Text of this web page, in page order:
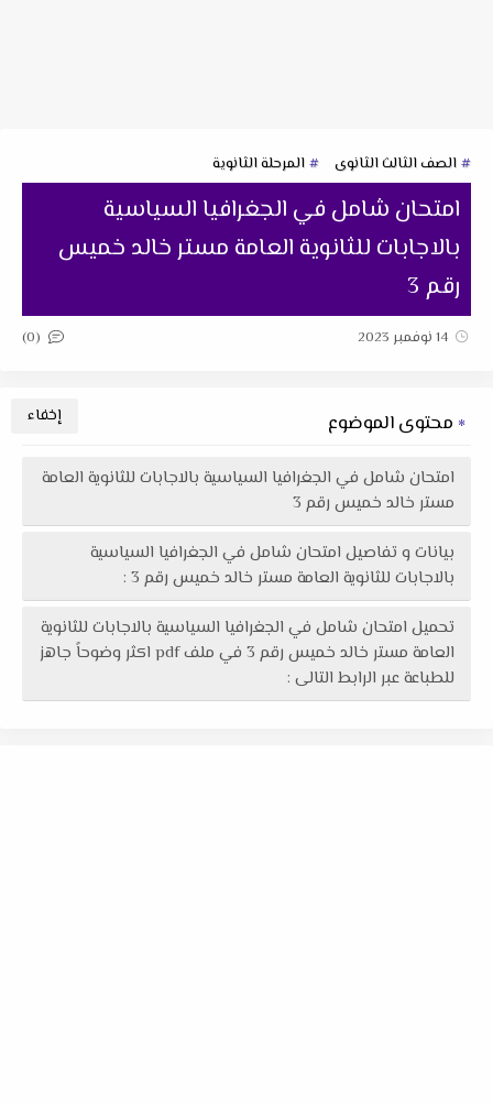
الصف الثالث الثانوى المرحلة الثانوية
امتحان شامل في الجغرافيا السياسية
بالاجابات للثانوية العامة مستر خالد خميس
رقم 3
14 نوفمبر 2023 (0)
محتوى الموضوع
امتحان شامل في الجغرافيا السياسية بالاجابات للثانوية العامة
مستر خالد خميس رقم 3
بيانات و تفاصيل امتحان شامل في الجغرافيا السياسية
بالاجابات للثانوية العامة مستر خالد خميس رقم 3 :
تحميل امتحان شامل في الجغرافيا السياسية بالاجابات للثانوية
العامة مستر خالد خميس رقم 3 في ملف pdf اكثر وضوحاً جاهز
للطباعة عبر الرابط التالى :